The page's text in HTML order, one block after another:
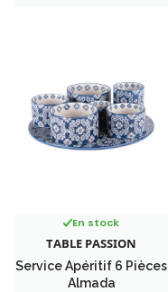
En stock
TABLE PASSION
Service Apéritif 6 Pièces
Almada